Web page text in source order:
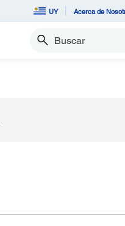
UY Acerca de
Buscar